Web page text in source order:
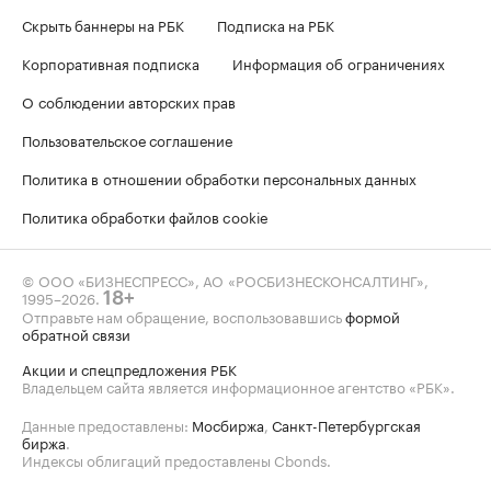
Скрыть баннеры на РБК
Подписка на РБК
Корпоративная подписка
Информация об ограничениях
О соблюдении авторских прав
Пользовательское соглашение
Политика в отношении обработки персональных данных
Политика обработки файлов cookie
© ООО «БИЗНЕСПРЕСС», АО «РОСБИЗНЕСКОНСАЛТИНГ»,
1995–2026 18+
Отправьте нам обращение, воспользовавшисьформой
обратной связи
Акции и спецпредложения РБК
Владельцем сайта является информационное агентство «РБК».
Данные предоставлены: Мосбиржа Санкт-Петербургская
биржа
Индексы облигаций предоставлены Cbonds.